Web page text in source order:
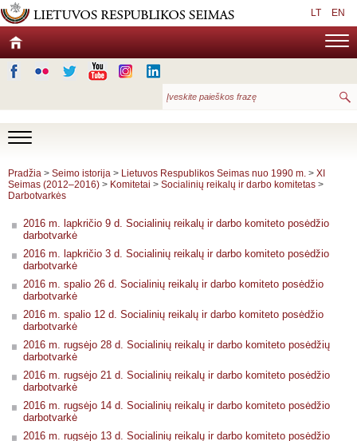
LT EN
Pradžia > Seimo istorija > Lietuvos Respublikos Seimas nuo 1990 m. > XI
Seimas (2012–2016) > Komitetai > Socialinių reikalų ir darbo komitetas >
Darbotvarkės
2016 m. lapkričio 9 d. Socialinių reikalų ir darbo komiteto posėdžio
darbotvarkė
2016 m. lapkričio 3 d. Socialinių reikalų ir darbo komiteto posėdžio
darbotvarkė
2016 m. spalio 26 d. Socialinių reikalų ir darbo komiteto posėdžio
darbotvarkė
2016 m. spalio 12 d. Socialinių reikalų ir darbo komiteto posėdžio
darbotvarkė
2016 m. rugsėjo 28 d. Socialinių reikalų ir darbo komiteto posėdžių
darbotvarkė
2016 m. rugsėjo 21 d. Socialinių reikalų ir darbo komiteto posėdžio
darbotvarkė
2016 m. rugsėjo 14 d. Socialinių reikalų ir darbo komiteto posėdžio
darbotvarkė
2016 m. rugsėjo 13 d. Socialinių reikalų ir darbo komiteto posėdžio